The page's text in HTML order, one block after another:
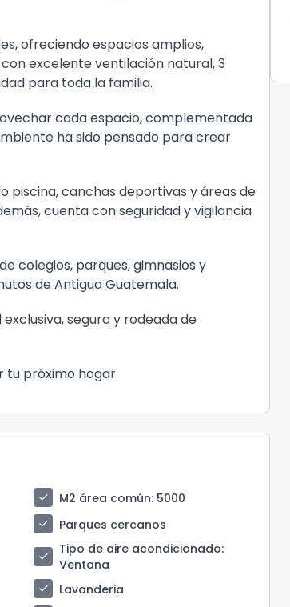
ofreciendo espacios amplios,
excelente ventilación natural, 3
para toda la familia.
cada espacio, complementada
ha sido pensado para crear
piscina, canchas deportivas y áreas de
cuenta con seguridad y vigilancia
colegios, parques, gimnasios y
deAntigua Guatemala.
segura y rodeada de
próximo hogar.
check M2 área común: 5000
check
Parques cercanos
check Tipo de aire acondicionado:
Ventana
check
Lavanderia